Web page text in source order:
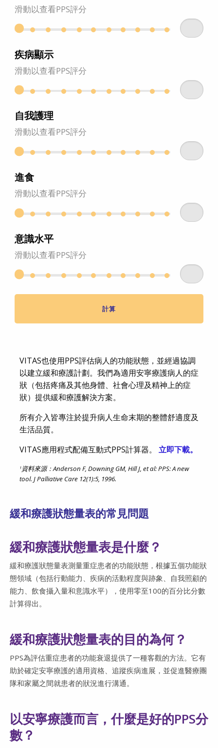
滑動以查看PPS評分
疾病顯示
滑動以查看PPS評分
自我護理
滑動以查看PPS評分
進食
滑動以查看PPS評分
意識水平
滑動以查看PPS評分
計算
VITAS也使用PPS評估病人的功能狀態，並經過協調
以建立緩和療護計劃。我們為適用安寧療護病人的症
狀（包括疼痛及其他身體、社會心理及精神上的症
狀）提供緩和療護解決方案。
所有介入皆專注於提升病人生命末期的整體舒適度及
生活品質。
VITAS應用程式配備互動式PPS計算器。 立即下載。
1資料來源：Anderson F, Downing GM, Hill J, et al: PPS: A new
tool. J Palliative Care 12(1):5, 1996.
緩和療護狀態量表的常見問題
緩和療護狀態量表是什麼？
緩和療護狀態量表測量重症患者的功能狀態，根據五個功能狀
態領域（包括行動能力、疾病的活動程度與跡象、自我照顧的
能力、飲食攝入量和意識水平），使用零至100的百分比分數
計算得出。
緩和療護狀態量表的目的為何？
PPS為評估重症患者的功能衰退提供了一種客觀的方法。它有
助於確定安寧療護的適用資格、追蹤疾病進展，並促進醫療團
隊和家屬之間就患者的狀況進行溝通。
以安寧療護而言，什麼是好的PPS分
數？